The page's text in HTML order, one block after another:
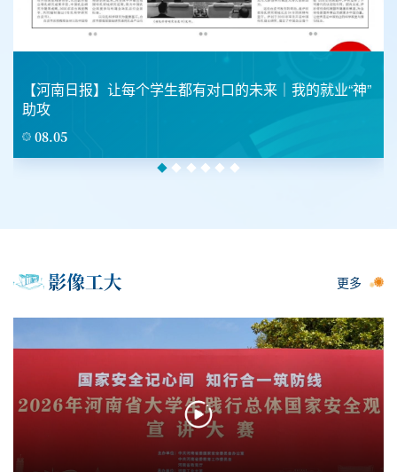
【河南日报】让每个学生都有对口的未来｜我的就业“神”
助攻
08.05
更多